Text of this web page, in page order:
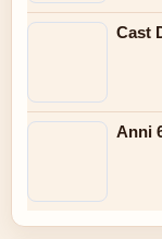
Cast
Anni